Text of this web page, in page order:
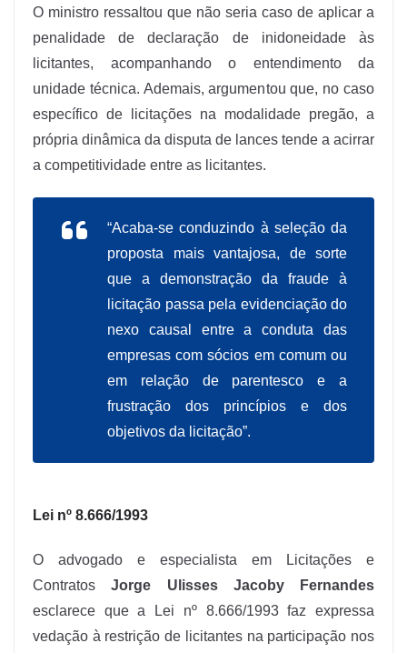
O ministro ressaltou que não seria caso de aplicar a
penalidade de declaração de inidoneidade às
licitantes, acompanhando o entendimento da
unidade técnica. Ademais, argumentou que, no caso
específico de licitações na modalidade pregão, a
própria dinâmica da disputa de lances tende a acirrar
a competitividade entre as licitantes.
“Acaba-se conduzindo à seleção da
proposta mais vantajosa, de sorte
que a demonstração da fraude à
licitação passa pela evidenciação do
nexo causal entre a conduta das
empresas com sócios em comum ou
em relação de parentesco e a
frustração dos princípios e dos
objetivos da licitação”.
Lei nº 8.666/1993
O advogado e especialista em Licitações e
ContratosJorge Ulisses Jacoby Fernandes
esclarece que a Lei nº 8.666/1993 faz expressa
vedação à restrição de licitantes na participação nos